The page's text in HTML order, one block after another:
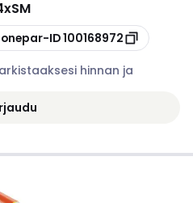
ID100168972
hinnan ja